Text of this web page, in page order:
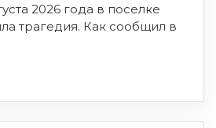
2026 года в поселке
трагедия. Как сообщил в